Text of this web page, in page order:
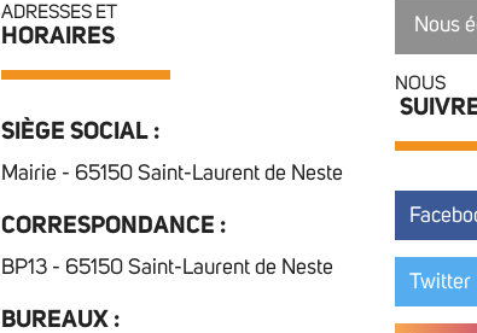
ADRESSES ET
HORAIRES
SIÈGE SOCIAL :
Mairie - 65150 Saint-Laurent de Neste
CORRESPONDANCE :
BP13 - 65150 Saint-Laurent de Neste
BUREAUX :
Nous
NOUS
Twitter